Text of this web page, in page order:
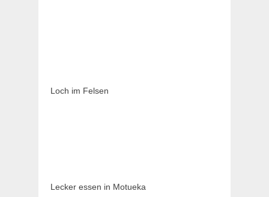
Loch im Felsen
Lecker essen in Motueka